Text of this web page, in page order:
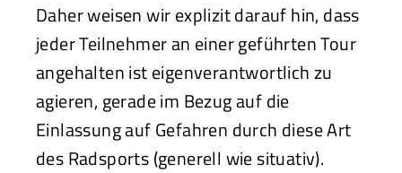
Daher weisen wir explizit darauf hin, dass
jeder Teilnehmer an einer geführten Tour
angehalten ist eigenverantwortlich zu
agieren, gerade im Bezug auf die
Einlassung auf Gefahren durch diese Art
des Radsports (generell wie situativ).